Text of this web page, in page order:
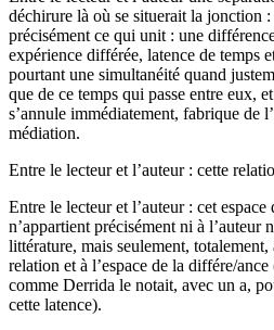
déchirure là où se situerait la jonction :
précisément ce qui unit : une
expérience différée, latence de temps
pourtant une simultanéité quand
que de ce temps qui passe entre eux,
s’annule immédiatement, fabrique de
médiation.
Entre le lecteur et l’auteur : cette
Entre le lecteur et l’auteur : cet
n’appartient précisément ni à l’auteur
littérature, mais seulement,
relation et à l’espace de la différe/
comme Derrida le notait, avec un a,
cette latence).